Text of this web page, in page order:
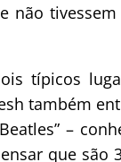
não
típicos
também
–
que são